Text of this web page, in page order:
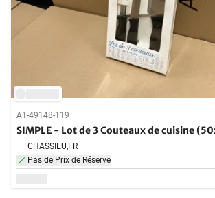
A1-49148-119
SIMPLE - Lot de 3 Couteaux de cuisine
CHASSIEU,FR
Pas de Prix de Réserve